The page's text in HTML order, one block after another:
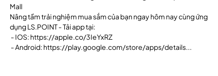
Mall
Nâng tầm trải nghiệm mua sắm của bạn ngay hôm nay cùng ứng
dụng LS.POINT - Tải app tại:
- IOS: https://apple.co/3IeYxRZ
- Android: https://play.google.com/store/apps/details...